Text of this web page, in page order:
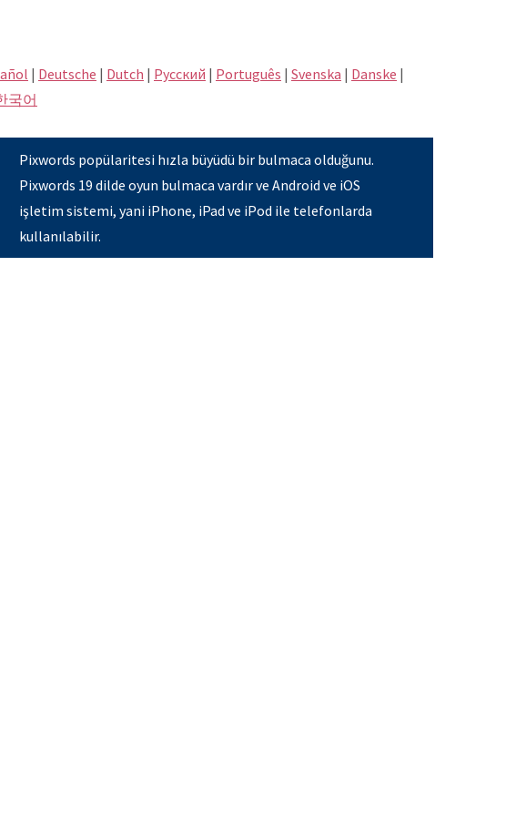
| Deutsche | Dutch | Pусский | Português | Svenska | Danske |
국어
Pixwords popülaritesi hızla büyüdü bir bulmaca olduğunu.
Pixwords 19 dilde oyun bulmaca vardır ve Android ve iOS
işletim sistemi, yani iPhone, iPad ve iPod ile telefonlarda
kullanılabilir.